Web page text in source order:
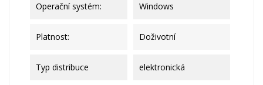
Operační systém: Windows
Platnost: Doživotní
Typ distribuce elektronická